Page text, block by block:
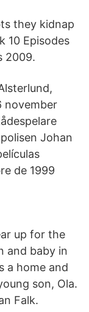
they kidnap
10 Episodes
2009.
november
Johan
de 1999
up for the
and baby in
a home and
son, Ola.
Falk.